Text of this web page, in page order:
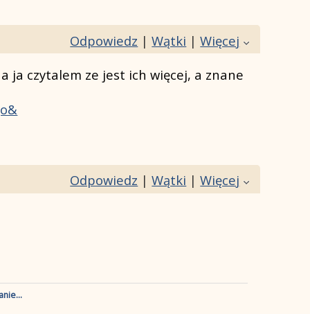
Odpowiedz |Wątki |Więcej
ja czytalem ze jest ich więcej, a znane
Odpowiedz |Wątki |Więcej